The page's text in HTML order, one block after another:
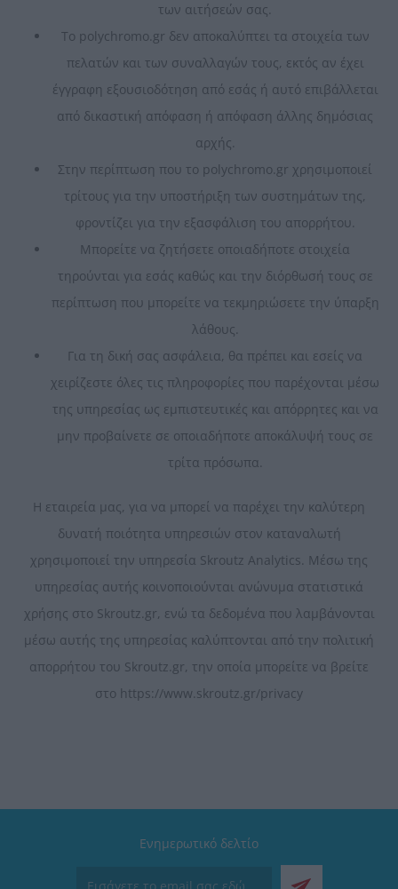
των αιτήσεών σας.
Το polychromo.gr δεν αποκαλύπτει τα στοιχεία των
πελατών και των συναλλαγών τους, εκτός αν έχει
έγγραφη εξουσιοδότηση από εσάς ή αυτό επιβάλλεται
από δικαστική απόφαση ή απόφαση άλλης δημόσιας
αρχής.
Στην περίπτωση που το polychromo.gr χρησιμοποιεί
τρίτους για την υποστήριξη των συστημάτων της,
φροντίζει για την εξασφάλιση του απορρήτου.
Μπορείτε να ζητήσετε οποιαδήποτε στοιχεία
τηρούνται για εσάς καθώς και την διόρθωσή τους σε
περίπτωση που μπορείτε να τεκμηριώσετε την ύπαρξη
λάθους.
Για τη δική σας ασφάλεια, θα πρέπει και εσείς να
χειρίζεστε όλες τις πληροφορίες που παρέχονται μέσω
της υπηρεσίας ως εμπιστευτικές και απόρρητες και να
μην προβαίνετε σε οποιαδήποτε αποκάλυψή τους σε
τρίτα πρόσωπα.
Η εταιρεία μας, για να μπορεί να παρέχει την καλύτερη
δυνατή ποιότητα υπηρεσιών στον καταναλωτή
χρησιμοποιεί την υπηρεσία Skroutz Analytics. Μέσω της
υπηρεσίας αυτής κοινοποιούνται ανώνυμα στατιστικά
χρήσης στο Skroutz.gr, ενώ τα δεδομένα που λαμβάνονται
μέσω αυτής της υπηρεσίας καλύπτονται από την πολιτική
απορρήτου του Skroutz.gr, την οποία μπορείτε να βρείτε
στο https://www.skroutz.gr/privacy
Ενημερωτικό δελτίο